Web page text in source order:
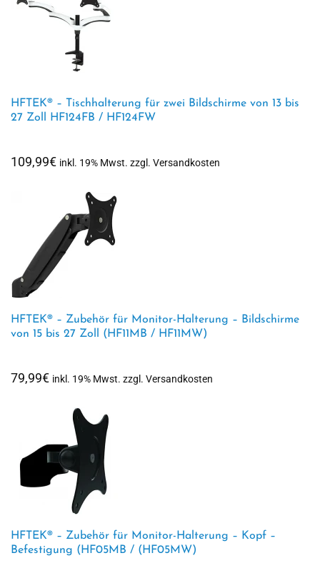
HFTEK® – Tischhalterung für zwei Bildschirme von 13 bis
27 Zoll HF124FB / HF124FW
109,99€ inkl. 19% Mwst. zzgl. Versandkosten
HFTEK® – Zubehör für Monitor-Halterung – Bildschirme
von 15 bis 27 Zoll (HF11MB / HF11MW)
79,99€ inkl. 19% Mwst. zzgl. Versandkosten
HFTEK® – Zubehör für Monitor-Halterung – Kopf –
Befestigung (HF05MB / (HF05MW)